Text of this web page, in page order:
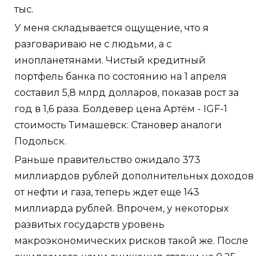
тыс.
У меня складывается ощущение, что я
разговариваю не с людьми, а с
инопланетянами. Чистый кредитный
портфель банка по состоянию на 1 апреля
составил 5,8 млрд долларов, показав рост за
год в 1,6 раза. Болдевер цена Артём - IGF-1
стоимость Тимашевск: Становер аналоги
Подольск.
Раньше правительство ожидало 373
миллиардов рублей дополнительных доходов
от нефти и газа, теперь ждет еще 143
миллиарда рублей. Впрочем, у некоторых
развитых государств уровень
макроэкономических рисков такой же. После